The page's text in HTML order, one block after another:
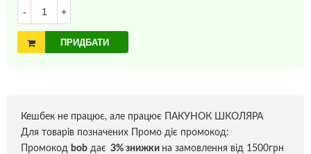
- +
ПРИДБАТИ
Кешбек не працює, але працює ПАКУНОК ШКОЛЯРА
Для товарів позначених Промо діє промокод:
Промокод bob дає 3% знижки на замовлення від 1500грн